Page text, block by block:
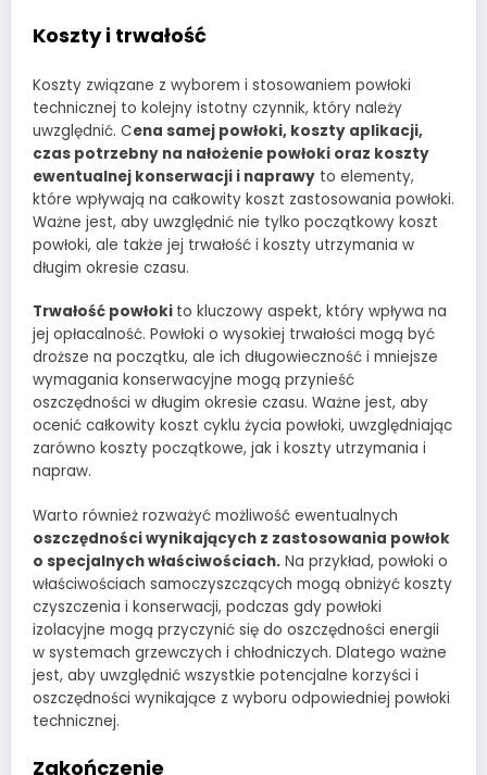
Koszty i trwałość
Koszty związane z wyborem i stosowaniem powłoki
technicznej to kolejny istotny czynnik, który należy
uwzględnić. Cena samej powłoki, koszty aplikacji,
czas potrzebny na nałożenie powłoki oraz koszty
ewentualnej konserwacji i naprawy to elementy,
które wpływają na całkowity koszt zastosowania powłoki.
Ważne jest, aby uwzględnić nie tylko początkowy koszt
powłoki, ale także jej trwałość i koszty utrzymania w
długim okresie czasu.
Trwałość powłoki to kluczowy aspekt, który wpływa na
jej opłacalność. Powłoki o wysokiej trwałości mogą być
droższe na początku, ale ich długowieczność i mniejsze
wymagania konserwacyjne mogą przynieść
oszczędności w długim okresie czasu. Ważne jest, aby
ocenić całkowity koszt cyklu życia powłoki, uwzględniając
zarówno koszty początkowe, jak i koszty utrzymania i
napraw.
Warto również rozważyć możliwość ewentualnych
oszczędności wynikających z zastosowania powłok
o specjalnych właściwościach. Na przykład, powłoki o
właściwościach samoczyszczących mogą obniżyć koszty
czyszczenia i konserwacji, podczas gdy powłoki
izolacyjne mogą przyczynić się do oszczędności energii
w systemach grzewczych i chłodniczych. Dlatego ważne
jest, aby uwzględnić wszystkie potencjalne korzyści i
oszczędności wynikające z wyboru odpowiedniej powłoki
technicznej.
Zakończenie